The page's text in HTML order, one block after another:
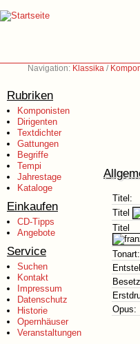
Navigation: Klassika /
Rubriken
Komponisten
Dirigenten
Textdichter
Gattungen
Begriffe
Tempi
Jahrestage
Kataloge
Einkaufen
CD-Tipps
Angebote
Service
Suchen
Kontakt
Impressum
Datenschutz
Historie
Opernhäuser
Veranstaltungen
Titel:
Titel
Titel
Tonart:
Opus: